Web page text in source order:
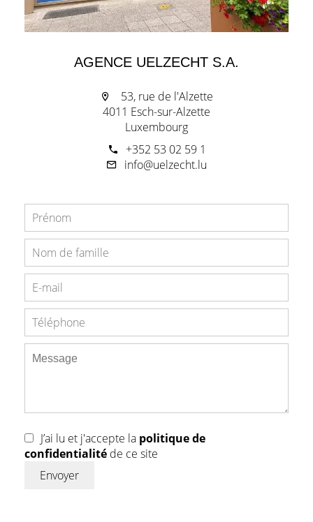
AGENCE UELZECHT S.A.
53, rue de l'Alzette
4011 Esch-sur-Alzette
Luxembourg
+352 53 02 59 1
info@uelzecht.lu
J’ai lu et j'accepte la politique de
confidentialité de ce site
Envoyer